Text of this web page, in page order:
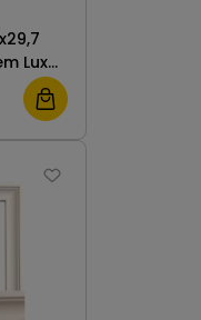
Luxor